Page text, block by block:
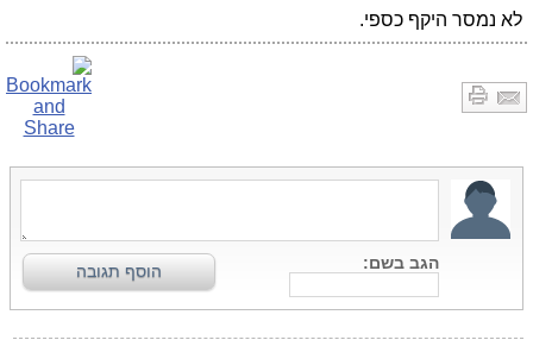
לא נמסר היקף כספי.